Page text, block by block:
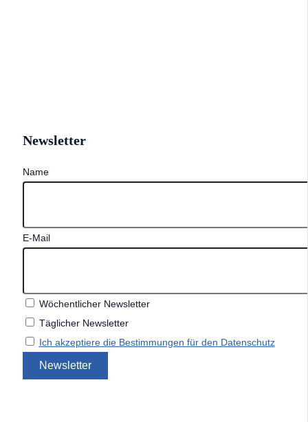
Newsletter
Name
E-Mail
Wöchentlicher Newsletter
Täglicher Newsletter
Ich akzeptiere die Bestimmungen für den Datenschutz